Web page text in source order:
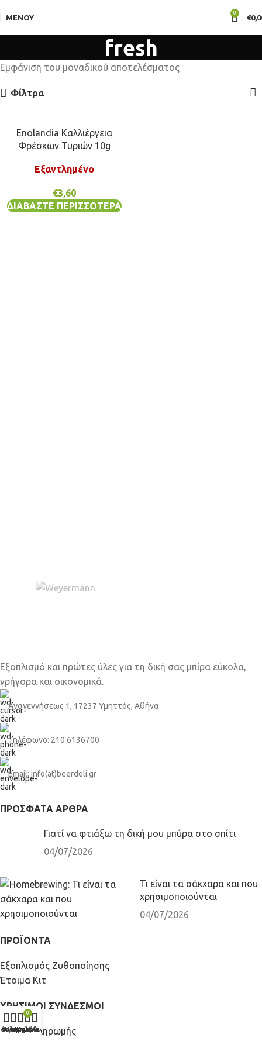
ΜΕΝΟΎ
0
€
fresh
Εμφάνιση του μοναδικού αποτελέσματος
Φίλτρα
Enolandia Καλλιέργεια
Φρέσκων Τυριών 10g
Εξαντλημένο
€3,60
ΔΙΑΒΆΣΤΕ ΠΕΡΙΣΣΌΤΕΡΑ
Εξοπλισμό και πρώτες ύλες για τη δική σας μπίρα εύκολα,
γρήγορα και οικονομικά.
Αναγεννήσεως 1, 17237 Υμηττός, Αθήνα
Τηλέφωνο: 210 6136700
Email: info(at)beerdeli.gr
ΠΡΌΣΦΑΤΑ ΆΡΘΡΑ
Γιατί να φτιάξω τη δική μου μπύρα στο σπίτι
04/07/2026
Τι είναι τα σάκχαρα και που
χρησιμοποιούνται
04/07/2026
ΠΡΟΪΟΝΤΑ
Εξοπλισμός Ζυθοποίησης
Έτοιμα Κιτ
ΧΡΗΣΙΜΟΙ ΣΥΝΔΕΣΜΟΙ
Τρόποι πληρωμής
Φίλτρα
Αγαπημένα
0
Καλάθι
Λογαριασμός